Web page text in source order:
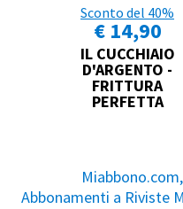
Sconto del 40%
€ 14,90
IL CUCCHIAIO
D'ARGENTO -
FRITTURA
PERFETTA
Abbonamenti a Riviste